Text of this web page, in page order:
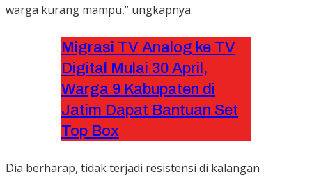
warga kurang mampu,” ungkapnya.
Migrasi TV Analog ke TV
Digital Mulai 30 April,
Warga 9 Kabupaten di
Jatim Dapat Bantuan Set
Top Box
Dia berharap, tidak terjadi resistensi di kalangan